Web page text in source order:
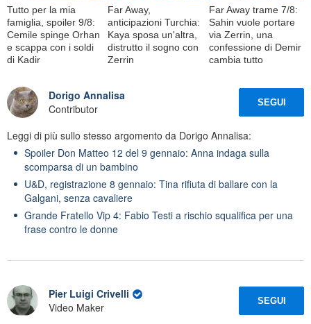
Tutto per la mia
famiglia, spoiler 9/8:
Cemile spinge Orhan
e scappa con i soldi
di Kadir
Far Away,
anticipazioni Turchia:
Kaya sposa un'altra,
distrutto il sogno con
Zerrin
Far Away trame 7/8:
Sahin vuole portare
via Zerrin, una
confessione di Demir
cambia tutto
Dorigo Annalisa
Contributor
SEGUI
Leggi di più sullo stesso argomento da Dorigo Annalisa:
Spoiler Don Matteo 12 del 9 gennaio: Anna indaga sulla
scomparsa di un bambino
U&D, registrazione 8 gennaio: Tina rifiuta di ballare con la
Galgani, senza cavaliere
Grande Fratello Vip 4: Fabio Testi a rischio squalifica per una
frase contro le donne
Pier Luigi Crivelli
Video Maker
SEGUI